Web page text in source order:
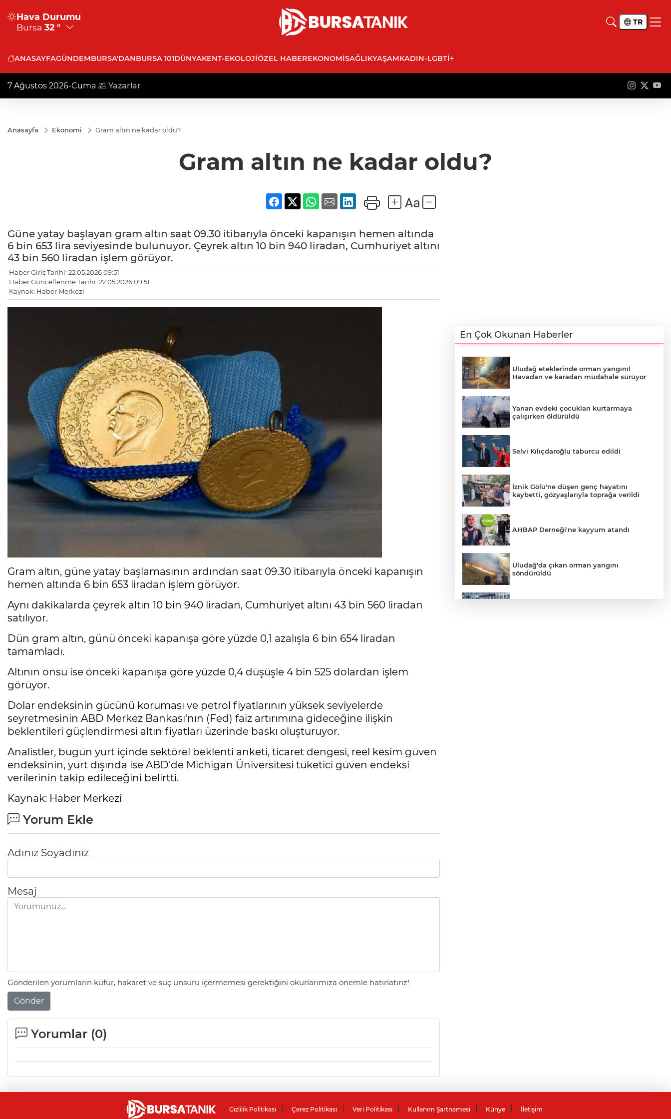
Hava Durumu
Bursa 32 ° TR
ANASAYFAGÜNDEMBURSA'DANBURSA 101DÜNYAKENT-EKOLOJIÖZEL HABEREKONOMISAĞLIKYAŞAMKADIN-LGBTİ+
7 Ağustos 2026-Cuma Yazarlar
Anasayfa Ekonomi Gram altın ne kadar oldu?
Gram altın ne kadar oldu?
Güne yatay başlayan gram altın saat 09.30 itibarıyla önceki kapanışın hemen altında
6 bin 653 lira seviyesinde bulunuyor. Çeyrek altın 10 bin 940 liradan, Cumhuriyet altını
43 bin 560 liradan işlem görüyor.
Haber Giriş Tarihi: 22.05.2026 09:51
Haber Güncellenme Tarihi: 22.05.2026 09:51
Kaynak: Haber Merkezi
Gram altın, güne yatay başlamasının ardından saat 09.30 itibarıyla önceki kapanışın
hemen altında 6 bin 653 liradan işlem görüyor.
Aynı dakikalarda çeyrek altın 10 bin 940 liradan, Cumhuriyet altını 43 bin 560 liradan
satılıyor.
Dün gram altın, günü önceki kapanışa göre yüzde 0,1 azalışla 6 bin 654 liradan
tamamladı.
Altının onsu ise önceki kapanışa göre yüzde 0,4 düşüşle 4 bin 525 dolardan işlem
görüyor.
Dolar endeksinin gücünü koruması ve petrol fiyatlarının yüksek seviyelerde
seyretmesinin ABD Merkez Bankası'nın (Fed) faiz artırımına gideceğine ilişkin
beklentileri güçlendirmesi altın fiyatları üzerinde baskı oluşturuyor.
Analistler, bugün yurt içinde sektörel beklenti anketi, ticaret dengesi, reel kesim güven
endeksinin, yurt dışında ise ABD'de Michigan Üniversitesi tüketici güven endeksi
verilerinin takip edileceğini belirtti.
Kaynak: Haber Merkezi
Yorum Ekle
Adınız Soyadınız
Mesaj
Gönderilen yorumların küfür, hakaret ve suç unsuru içermemesi gerektiğini okurlarımıza önemle hatırlatırız!
Gönder
Yorumlar (0)
En Çok Okunan Haberler
Uludağ eteklerinde orman yangını!
Havadan ve karadan müdahale sürüyor
Yanan evdeki çocukları kurtarmaya
çalışırken öldürüldü
Selvi Kılıçdaroğlu taburcu edildi
İznik Gölü'ne düşen genç hayatını
kaybetti, gözyaşlarıyla toprağa verildi
AHBAP Derneği'ne kayyum atandı
Uludağ'da çıkan orman yangını
söndürüldü
Gizlilik Politikası Çerez Politikası Veri Politikası Kullanım Şartnamesi Künye İletişim